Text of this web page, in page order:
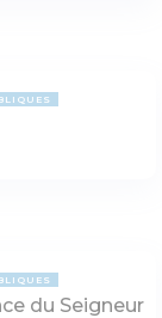
du Seigneur